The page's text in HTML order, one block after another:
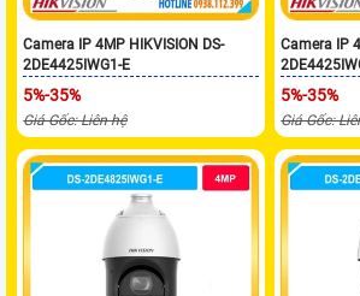
Camera IP 4MP HIKVISION DS-
2DE4425IWG1-E
5%-35%
Giá Gốc: Liên hệ
Camera IP
5%-35%
Giá Gốc: